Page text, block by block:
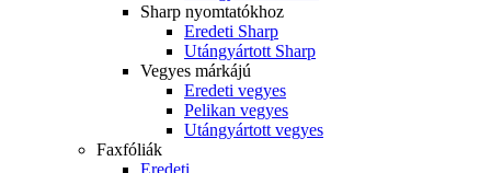
Sharp nyomtatókhoz
Eredeti Sharp
Utángyártott Sharp
Vegyes márkájú
Eredeti vegyes
Pelikan vegyes
Utángyártott vegyes
Faxfóliák
Eredeti